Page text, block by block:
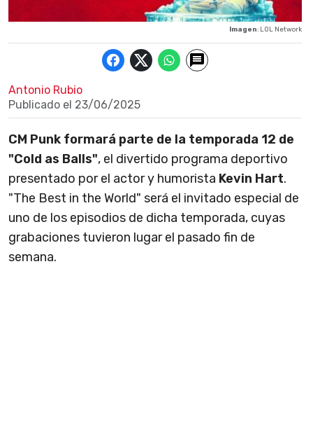
Imagen: LOL Network
Antonio Rubio
Publicado el 23/06/2025
CM Punk formará parte de la temporada 12 de
"Cold as Balls", el divertido programa deportivo
presentado por el actor y humorista Kevin Hart.
"The Best in the World" será el invitado especial de
uno de los episodios de dicha temporada, cuyas
grabaciones tuvieron lugar el pasado fin de
semana.